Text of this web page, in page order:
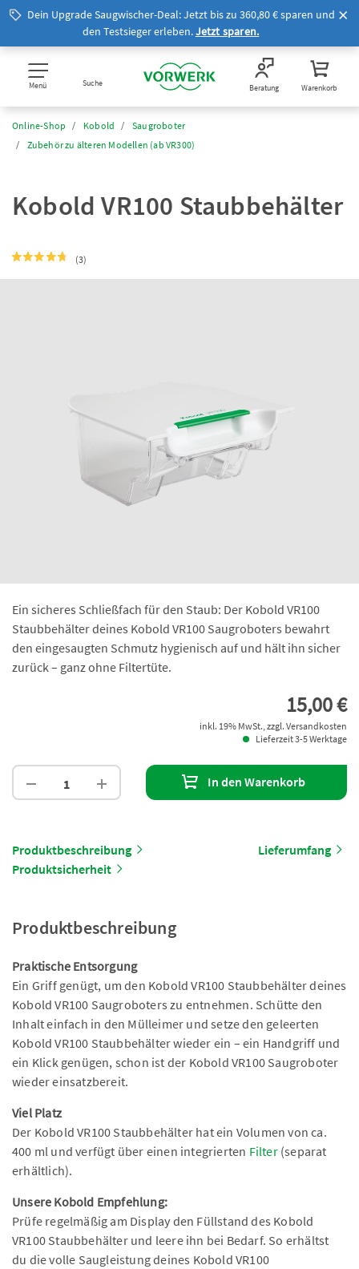
Dein Upgrade Saugwischer-Deal: Jetzt bis zu 360,80 € sparen und
den Testsieger erleben.Jetzt sparen.
Menü Suche Beratung Warenkorb
Online-Shop Kobold
Saugroboter
Zubehör zu älteren Modellen (ab VR300)
Kobold VR100 Staubbehälter
(3)
Ein sicheres Schließfach für den Staub: Der Kobold VR100
Staubbehälter deines Kobold VR100 Saugroboters bewahrt
den eingesaugten Schmutz hygienisch auf und hält ihn sicher
zurück – ganz ohne Filtertüte.
15,00 €
inkl. 19% MwSt., zzgl. Versandkosten
Lieferzeit 3-5 Werktage
In den Warenkorb
Produktbeschreibung
Lieferumfang
Produktsicherheit
Produktbeschreibung
Praktische Entsorgung
Ein Griff genügt, um den Kobold VR100 Staubbehälter deines
Kobold VR100 Saugroboters zu entnehmen. Schütte den
Inhalt einfach in den Mülleimer und setze den geleerten
Kobold VR100 Staubbehälter wieder ein – ein Handgriff und
ein Klick genügen, schon ist der Kobold VR100 Saugroboter
wieder einsatzbereit.
Viel Platz
Der Kobold VR100 Staubbehälter hat ein Volumen von ca.
400 ml und verfügt über einen integrierten Filter(separat
erhältlich).
Unsere Kobold Empfehlung:
Prüfe regelmäßig am Display den Füllstand des Kobold
VR100 Staubbehälter und leere ihn bei Bedarf. So erhältst
du die volle Saugleistung deines Kobold VR100